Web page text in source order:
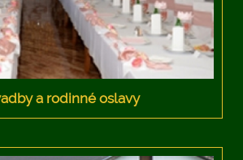
a rodinné oslavy